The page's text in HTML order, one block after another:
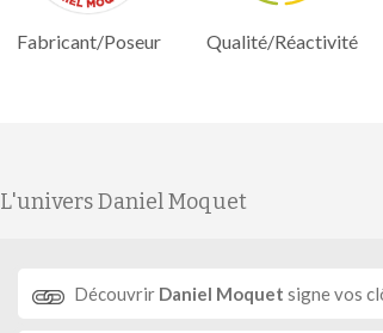
Fabricant/Poseur Qualité/Réactivité
L'univers Daniel Moquet
Découvrir Daniel Moquet signe vos